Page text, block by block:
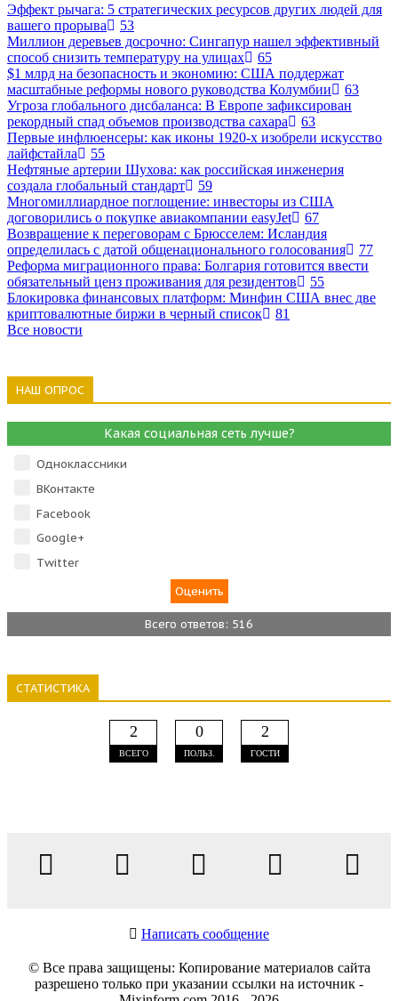
Эффект рычага: 5 стратегических ресурсов других людей для
вашего прорыва
53
Миллион деревьев досрочно: Сингапур нашел эффективный
способ снизить температуру на улицах
65
$1 млрд на безопасность и экономию: США поддержат
масштабные реформы нового руководства Колумбии
63
Угроза глобального дисбаланса: В Европе зафиксирован
рекордный спад объемов производства сахара
63
Первые инфлюенсеры: как иконы 1920-х изобрели искусство
лайфстайла
55
Нефтяные артерии Шухова: как российская инженерия
создала глобальный стандарт
59
Многомиллиардное поглощение: инвесторы из США
договорились о покупке авиакомпании easyJet
67
Возвращение к переговорам с Брюсселем: Исландия
определилась с датой общенационального голосования
77
Реформа миграционного права: Болгария готовится ввести
обязательный ценз проживания для резидентов
55
Блокировка финансовых платформ: Минфин США внес две
криптовалютные биржи в черный список
81
Все новости
НАШ ОПРОС
Какая социальная сеть лучше?
Одноклассники
ВКонтакте
Facebook
Google+
Тwitter
Всего ответов: 516
СТАТИСТИКА
2
ВСЕГО
0
ПОЛЬЗ.
2
ГОСТИ
Написать сообщение
© Все права защищены: Копирование материалов сайта
разрешено только при указании ссылки на источник -